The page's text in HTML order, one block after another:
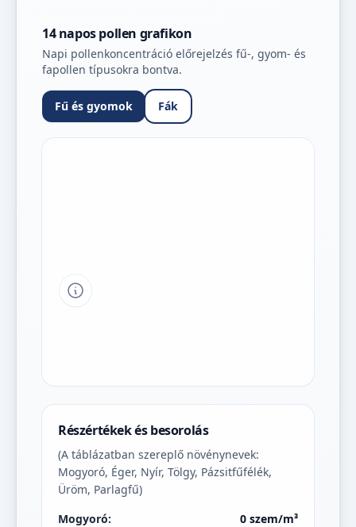
14 napos pollen grafikon
Napi pollenkoncentráció előrejelzés fű-, gyom- és
fapollen típusokra bontva.
Fű és gyomok Fák
Tipp a grafikon jelmagyarázatához
Részértékek és besorolás
(A táblázatban szereplő növénynevek:
Mogyoró, Éger, Nyír, Tölgy, Pázsitfűfélék,
Üröm, Parlagfű)
Mogyoró:
0 szem/m³